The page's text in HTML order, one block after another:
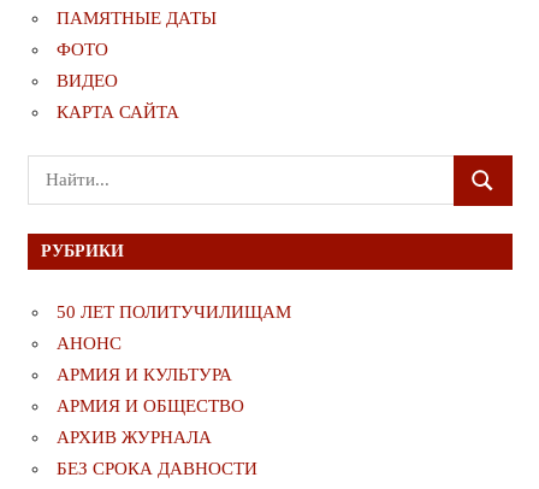
ПАМЯТНЫЕ ДАТЫ
ФОТО
ВИДЕО
КАРТА САЙТА
Поиск
для:
ПОИСК
РУБРИКИ
50 ЛЕТ ПОЛИТУЧИЛИЩАМ
АНОНС
АРМИЯ И КУЛЬТУРА
АРМИЯ И ОБЩЕСТВО
АРХИВ ЖУРНАЛА
БЕЗ СРОКА ДАВНОСТИ